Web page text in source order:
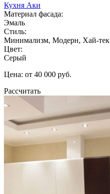
Кухня Аки
Материал фасада:
Эмаль
Стиль:
Минимализм, Модерн, Хай-тек
Цвет:
Серый
Цена: от 40 000 руб.
Рассчитать